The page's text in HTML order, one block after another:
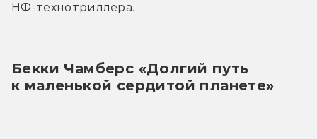
НФ-технотриллера.
Бекки Чамберс «Долгий путь
к маленькой сердитой планете»